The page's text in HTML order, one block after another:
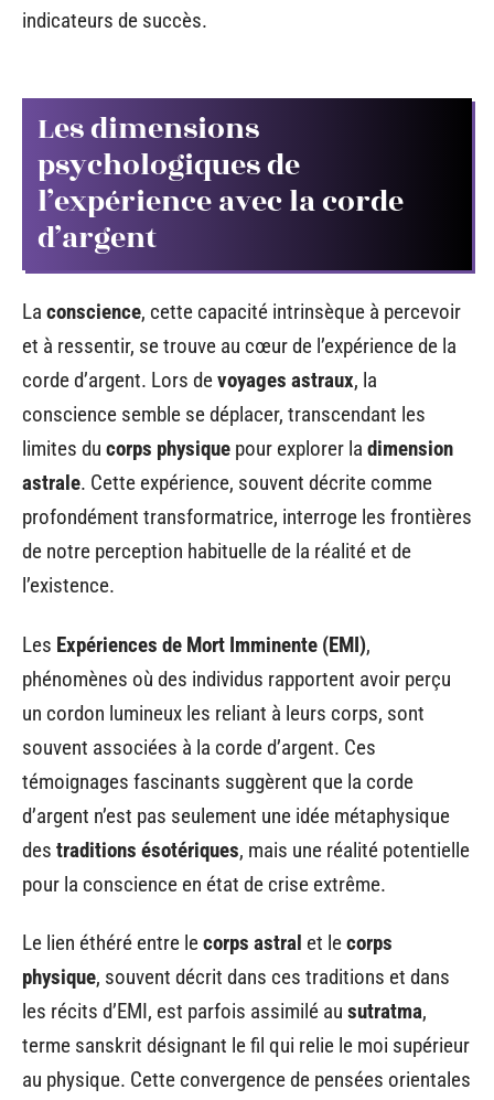
indicateurs de succès.
Les dimensions
psychologiques de
l’expérience avec la corde
d’argent
La conscience, cette capacité intrinsèque à percevoir
et à ressentir, se trouve au cœur de l’expérience de la
corde d’argent. Lors devoyages astraux, la
conscience semble se déplacer, transcendant les
limites du corps physique pour explorer la dimension
astrale. Cette expérience, souvent décrite comme
profondément transformatrice, interroge les frontières
de notre perception habituelle de la réalité et de
l’existence.
Les Expériences de Mort Imminente (EMI),
phénomènes où des individus rapportent avoir perçu
un cordon lumineux les reliant à leurs corps, sont
souvent associées à la corde d’argent. Ces
témoignages fascinants suggèrent que la corde
d’argent n’est pas seulement une idée métaphysique
des traditions ésotériques, mais une réalité potentielle
pour la conscience en état de crise extrême.
Le lien éthéré entre lecorps astral et lecorps
physique, souvent décrit dans ces traditions et dans
les récits d’EMI, est parfois assimilé au sutratma,
terme sanskrit désignant le fil qui relie le moi supérieur
au physique. Cette convergence de pensées orientales